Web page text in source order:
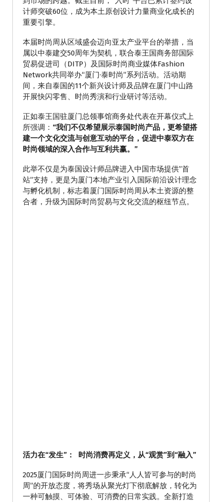
计师突破60位，成为本土原创设计力量商业化成长的
重要引擎。
本届时尚周从区域盛会迈向亚太产业平台的举措，当
属以中泰建交50周年为契机，联合泰王国商务部国际
贸易促进司（DITP）及国际时尚商业媒体Fashion
Network共同举办“厦门·泰时尚”系列活动。活动期
间，来自泰国的11个新兴设计师及品牌在厦门中山路
开展快闪零售、时尚秀演和行业研讨等活动。
正如泰王国驻厦门总领事馆商务处代表在开幕仪式上
所强调： “我们不仅希望展示泰国时尚产品，更希望搭
建一个文化交流与创意互动的平台，促进中泰双方在
时尚领域的深入合作与互利共赢。”
此举不仅是为泰国设计师品牌进入中国市场提供”首
站”支持，更是为厦门本地产业引入国际前沿设计理念
与孵化机制，标志着厦门国际时尚周从本土资源的整
合者，升级为国际时尚贸易与文化交流的枢纽节点。
活力在“发生”： 时尚消费再定义，从“观赏”到“融入”
2025厦门国际时尚周进一步秉承“人人皆可参与的时尚
周”的开放态度，将秀场从聚光灯下彻底解放，转化为
一种可触摸、可体验、可消费的日常实践。全新打造